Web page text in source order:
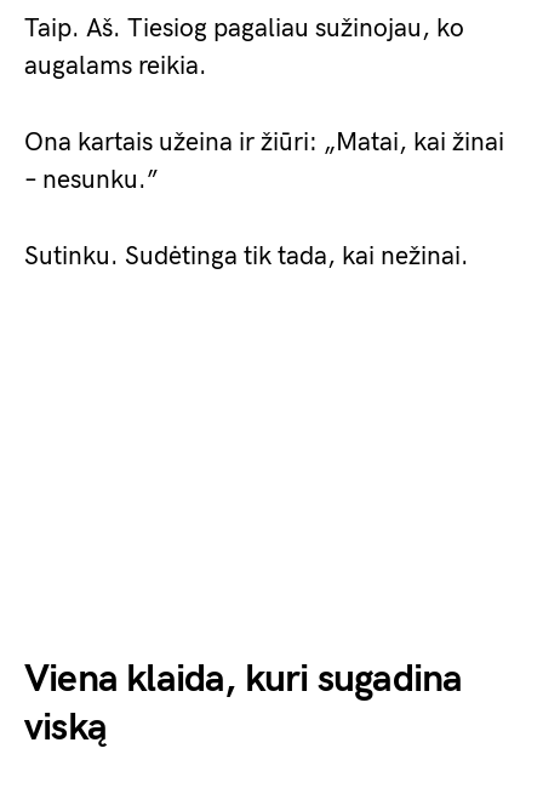
Taip. Aš. Tiesiog pagaliau sužinojau, ko
augalams reikia.
Ona kartais užeina ir žiūri: „Matai, kai žinai
– nesunku.”
Sutinku. Sudėtinga tik tada, kai nežinai.
Viena klaida, kuri sugadina
viską